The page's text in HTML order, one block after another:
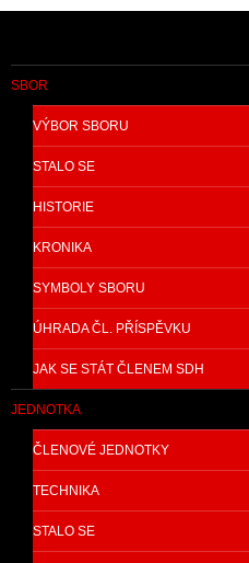
SBOR
VÝBOR SBORU
STALO SE
HISTORIE
KRONIKA
SYMBOLY SBORU
ÚHRADA ČL. PŘÍSPĚVKU
JAK SE STÁT ČLENEM SDH
JEDNOTKA
ČLENOVÉ JEDNOTKY
TECHNIKA
STALO SE